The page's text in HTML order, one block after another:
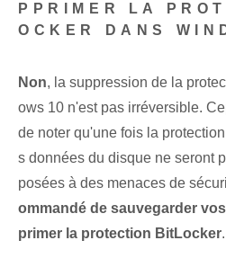
PPRIMER LA
OCKER DANS
Non, la suppression de la
ows 10 n'est pas irréversible.
de noter qu'une fois la
s données du disque ne seront
posées à des menaces de
ommandé de sauvegarder
primer la protection BitLocker.